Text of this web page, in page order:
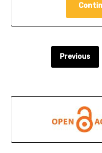
Previous